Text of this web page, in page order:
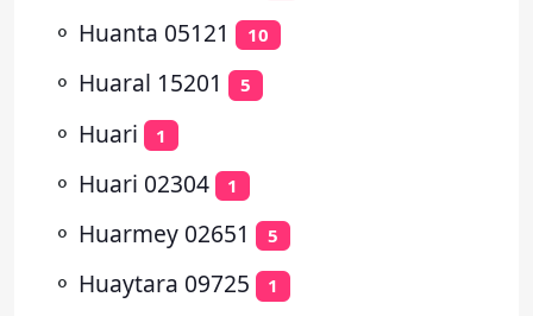
⚬ Huanta 05121 10
⚬ Huaral 15201 5
⚬ Huari 1
⚬ Huari 02304 1
⚬ Huarmey 02651 5
⚬ Huaytara 09725 1